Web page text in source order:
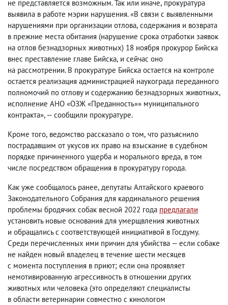
не представляется возможным. Так или иначе, прокуратура
выявила в работе мэрии нарушения. «В связи с выявленными
нарушениями при организации отлова, содержания и возврата
в прежние места обитания (нарушение срока отработки заявок
на отлов безнадзорных животных) 18 ноября прокурор Бийска
внес преставление главе Бийска, и сейчас оно
на рассмотрении. В прокуратуре Бийска остается на контроле
остается реализация администрацией наукограда переданного
полномочий по отлову и содержанию безнадзорных животных,
исполнение АНО «ОЗЖ «Преданность»» муниципального
контракта», — сообщили прокуратуре.
Кроме того, ведомство рассказало о том, что разъяснило
пострадавшим от укусов их право на взыскание в судебном
порядке причиненного ущерба и морального вреда, в том
числе посредством обращения в прокуратуру города.
Как уже сообщалось ранее, депутаты Алтайского краевого
Законодательного Собрания для кардинального решения
проблемы бродячих собак весной 2022 года предлагали
установить новые основания для умерщвления животных
и обращались с соответствующей инициативой в Госдуму.
Среди перечисленных ими причин для убийства — если собаке
не найден новый владелец в течение шести месяцев
с момента поступления в приют; если она проявляет
немотивированную агрессивность в отношении других
животных или человека (это определяют специалисты
в области ветеринарии совместно с кинологом